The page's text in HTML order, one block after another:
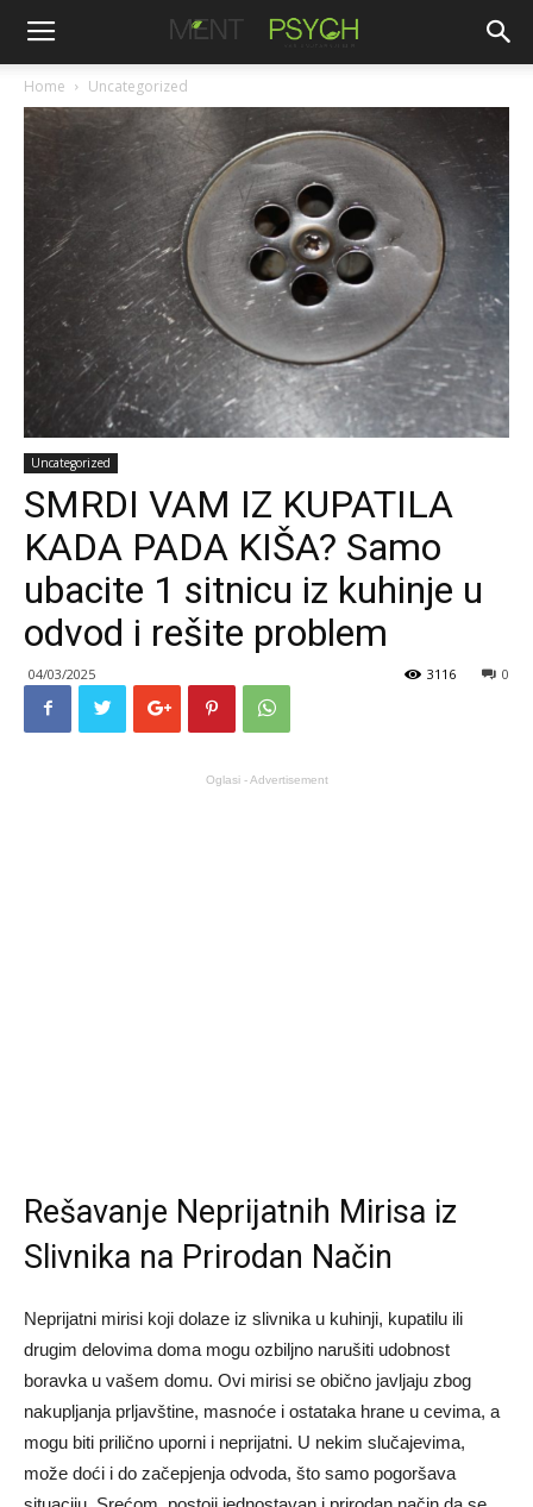
Home Uncategorized
Uncategorized
SMRDI VAM IZ KUPATILA
KADA PADA KIŠA? Samo
ubacite 1 sitnicu iz kuhinje u
odvod i rešite problem
04/03/2025 0
3116
Oglasi - Advertisement
Rešavanje Neprijatnih Mirisa iz
Slivnika na Prirodan Način
Neprijatni mirisi koji dolaze iz slivnika u kuhinji, kupatilu ili
drugim delovima doma mogu ozbiljno narušiti udobnost
boravka u vašem domu. Ovi mirisi se obično javljaju zbog
nakupljanja prljavštine, masnoće i ostataka hrane u cevima, a
mogu biti prilično uporni i neprijatni. U nekim slučajevima,
može doći i do začepjenja odvoda, što samo pogoršava